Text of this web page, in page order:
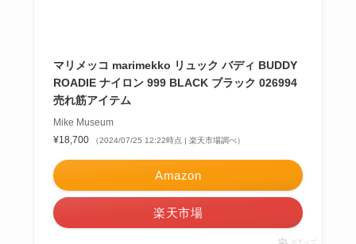
マリメッコ marimekko リュック バディ BUDDY
ROADIE ナイロン 999 BLACK ブラック 026994
売れ筋アイテム
Mike Museum
¥18,700
（2024/07/25 12:22時点 | 楽天市場調べ）
Amazon
楽天市場
ポチップ